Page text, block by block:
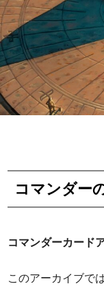
コマンダー
コマンダーカード
このアーカイブで